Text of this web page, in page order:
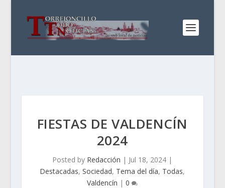
FIESTAS DE VALDENCÍN
2024
Posted by Redacción | Jul 18, 2024 |
Destacadas,Sociedad, Tema del día, Todas,
Valdencín |0